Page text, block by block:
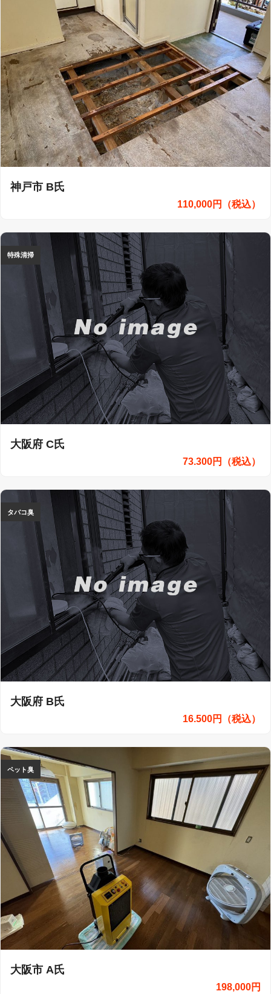
神戸市 B氏
110,000円（税込）
大阪府 C氏
73.300円（税込）
特殊清掃
大阪府 B氏
16.500円（税込）
タバコ臭
大阪市 A氏
198,000円
ペット臭